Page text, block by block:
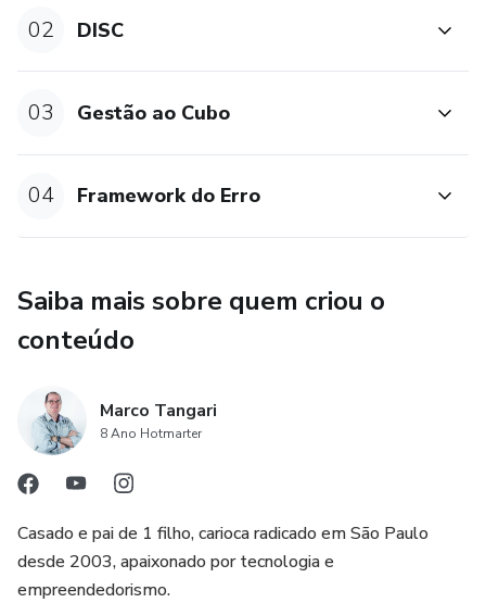
02 DISC
03 Gestão ao Cubo
04 Framework do Erro
Saiba mais sobre quem criou o
conteúdo
Marco Tangari
8 Ano Hotmarter
Casado e pai de 1 filho, carioca radicado em São Paulo
desde 2003, apaixonado por tecnologia e
empreendedorismo.